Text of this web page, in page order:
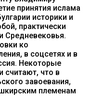
принятия ислама
историки и
практически
Средневековья.
ко
в соцсетях и в
Некоторые
считают, что в
завоевания,
племенам